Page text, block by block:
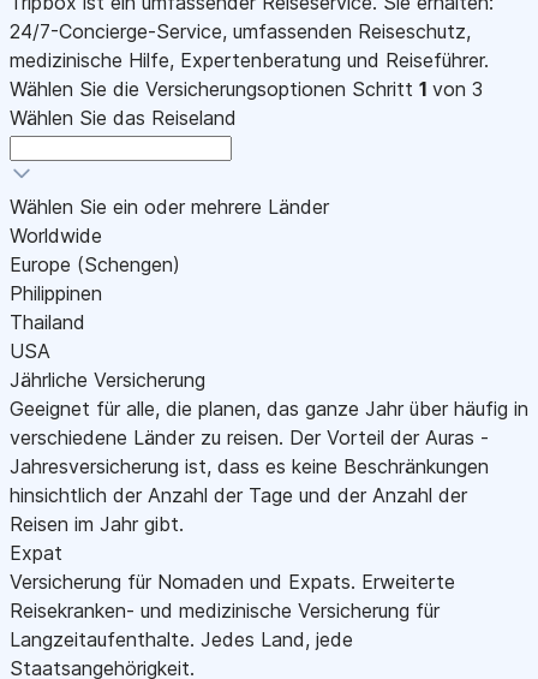
24/7-Concierge-Service, umfassenden Reiseschutz,
medizinische Hilfe, Expertenberatung und Reiseführer.
Wählen Sie die Versicherungsoptionen Schritt 1 von 3
Wählen Sie das Reiseland
Wählen Sie ein oder mehrere Länder
Worldwide
Europe (Schengen)
Philippinen
Thailand
USA
Jährliche Versicherung
Geeignet für alle, die planen, das ganze Jahr über häufig in
verschiedene Länder zu reisen. Der Vorteil der Auras -
Jahresversicherung ist, dass es keine Beschränkungen
hinsichtlich der Anzahl der Tage und der Anzahl der
Reisen im Jahr gibt.
Expat
Versicherung für Nomaden und Expats. Erweiterte
Reisekranken- und medizinische Versicherung für
Langzeitaufenthalte. Jedes Land, jede
Staatsangehörigkeit.